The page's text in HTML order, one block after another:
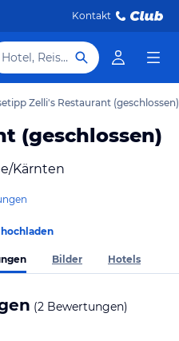
Kontakt
Hotel, Reiseziel
Zelli's Restaurant (geschlossen)
(geschlossen)
Kärnten
Bilder Hotels
(2 Bewertungen)